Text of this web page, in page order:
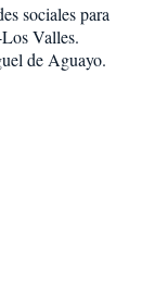
socialespara
Valles.
de Aguayo.